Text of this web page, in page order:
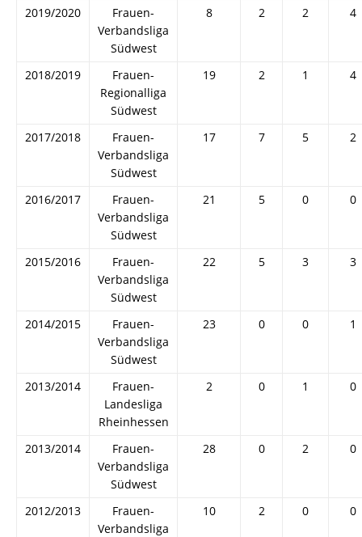
2019/2020
Frauen-
Verbandsliga
Südwest
8 2 2 4
2018/2019
Frauen-
Regionalliga
Südwest
19 2 1 4
2017/2018
Frauen-
Verbandsliga
Südwest
17 7 5 2
2016/2017
Frauen-
Verbandsliga
Südwest
21 5 0 0
2015/2016
Frauen-
Verbandsliga
Südwest
22 5 3 3
2014/2015
Frauen-
Verbandsliga
Südwest
23 0 0 1
2013/2014
Frauen-
Landesliga
Rheinhessen
2 0 1 0
2013/2014
Frauen-
Verbandsliga
Südwest
28 0 2 0
2012/2013
Frauen-
Verbandsliga
10 2 0 0